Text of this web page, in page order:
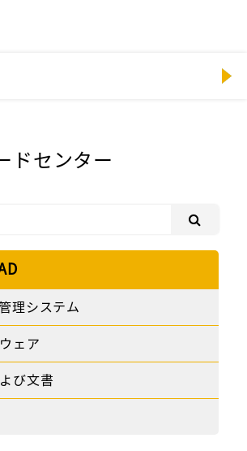
ドセンター
理システム
ェア
び文書